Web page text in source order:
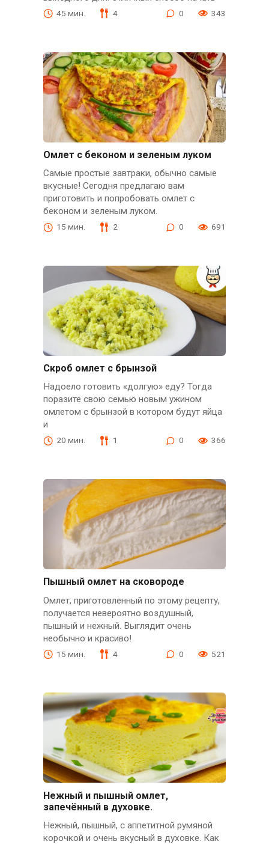
45 мин. 4 0 343
Омлет с беконом и зеленым луком
Самые простые завтраки, обычно самые
вкусные! Сегодня предлагаю вам
приготовить и попробовать омлет с
беконом и зеленым луком.
15 мин. 2 0 691
Скроб омлет с брынзой
Надоело готовить «долгую» еду? Тогда
поразите свою семью новым ужином
омлетом с брынзой в котором будут яйца
и
20 мин. 1 0 366
Пышный омлет на сковороде
Омлет, приготовленный по этому рецепту,
получается невероятно воздушный,
пышный и нежный. Выглядит очень
необычно и красиво!
15 мин. 4 0 521
Нежный и пышный омлет,
запечённый в духовке.
Нежный, пышный, с аппетитной румяной
корочкой и очень вкусный в духовке. Как